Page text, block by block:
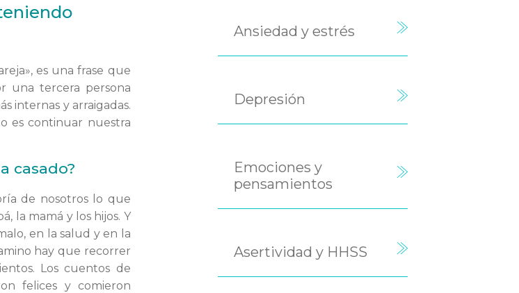
es una frase que
una tercera persona
internas y arraigadas.
es continuar nuestra
casado?
de nosotros lo que
la mamá y los hijos. Y
en la salud y en la
hay que recorrer
Los cuentos de
felices y comieron
Ansiedad y estrés
Depresión
Emociones y
pensamientos
Asertividad y HHSS